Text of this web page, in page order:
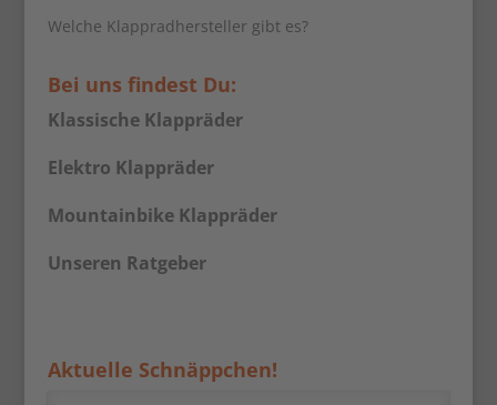
Welche Klappradhersteller gibt es?
Bei uns findest Du:
Klassische Klappräder
Elektro Klappräder
Mountainbike Klappräder
Unseren Ratgeber
Aktuelle Schnäppchen!